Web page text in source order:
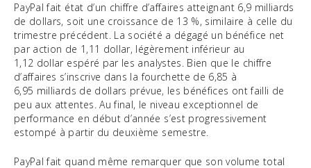
PayPal fait état d’un chiffre d’affaires atteignant 6,9 milliards
de dollars, soit une croissance de 13 %, similaire à celle du
trimestre précédent. La société a dégagé un bénéfice net
par action de 1,11 dollar, légèrement inférieur au
1,12 dollar espéré par les analystes. Bien que le chiffre
d’affaires s’inscrive dans la fourchette de 6,85 à
6,95 milliards de dollars prévue, les bénéfices ont failli de
peu aux attentes. Au final, le niveau exceptionnel de
performance en début d’année s’est progressivement
estompé à partir du deuxième semestre.
PayPal fait quand même remarquer que son volume total